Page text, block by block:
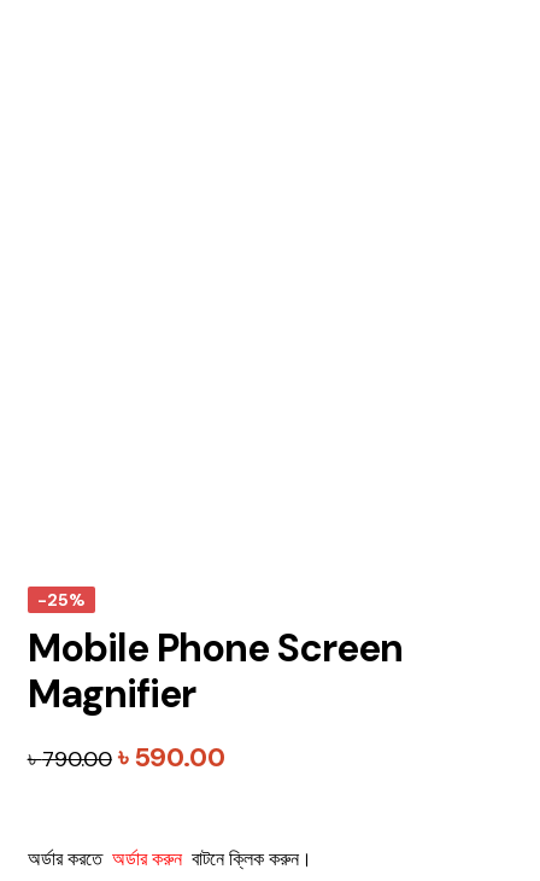
-25%
Mobile Phone Screen
Magnifier
৳790.00Original
was:
৳ 590.00Current
অর্ডার করতে অর্ডার করুনবাটনে ক্লিক করুন।